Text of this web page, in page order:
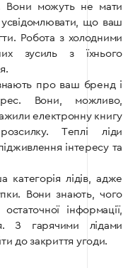
Вони можуть не мати
що ваш
Робота з холодними
зусиль з їхнього
про ваш бренд і
Вони, можливо,
електронну книгу
Теплі ліди
інтересу та
категорія лідів, адже
Вони знають, чого
інформації,
З гарячими лідами
до закриття угоди.